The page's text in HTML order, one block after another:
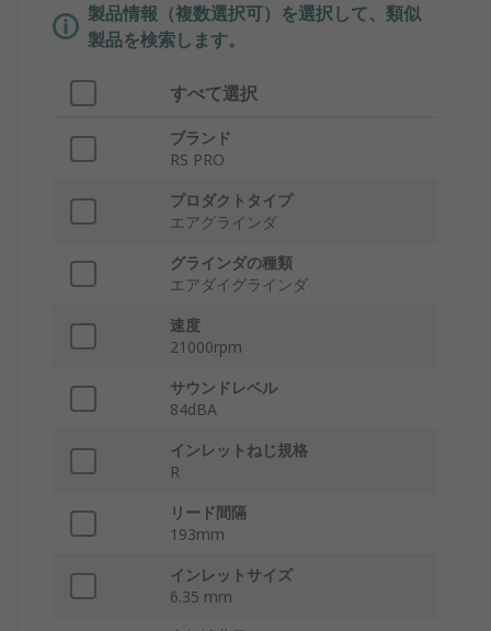
製品情報（複数選択可）を選択して、類似
製品を検索します。
すべて選択
ブランド
RS PRO
プロダクトタイプ
エアグラインダ
グラインダの種類
エアダイグラインダ
速度
21000rpm
サウンドレベル
84dBA
インレットねじ規格
R
リード間隔
193mm
インレットサイズ
6.35 mm